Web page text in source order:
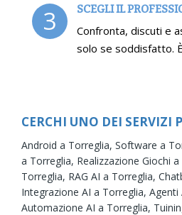
3 SCEGLI IL
Confronta, discuti e
solo se soddisfatto.
CERCHI UNO DEI SERVIZI
Android a Torreglia, Software a
a Torreglia, Realizzazione Giochi
Torreglia, RAG AI a Torreglia,
Integrazione AI a Torreglia, Agenti
Automazione AI a Torreglia,